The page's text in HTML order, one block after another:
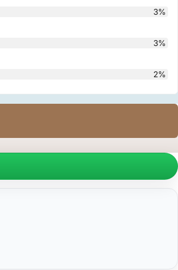
3%
3%
2%